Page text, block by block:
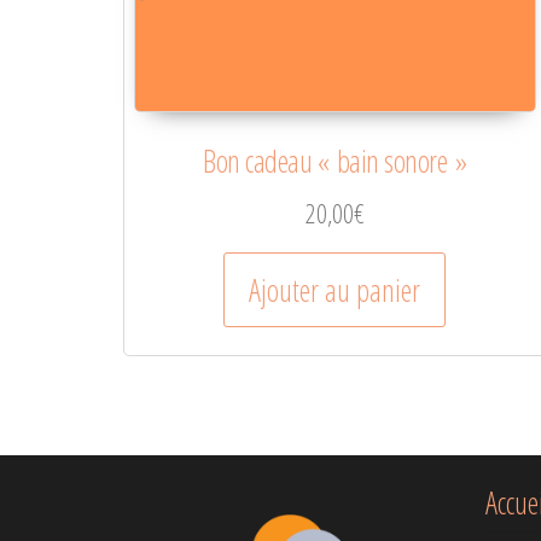
Bon cadeau « bain sonore »
20,00€
Ajouter au panier